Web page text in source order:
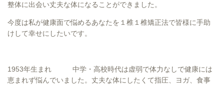
整体に出会い丈夫な体になることができました。
今度は私が健康面で悩めるあなたを１椎１椎矯正法で皆様に手助
けして幸せにしたいです。
1953年生まれ 中学・高校時代は虚弱で体力なしで健康には
恵まれず悩んでいました。丈夫な体にしたくて指圧、ヨガ、食事